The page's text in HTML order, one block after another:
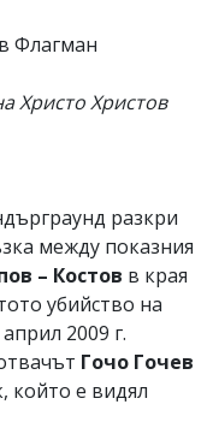
Флагман
Христо Христов
разкри
между показния
– Костов в края
убийство на
2009 г.
Гочо Гочев
който е видял